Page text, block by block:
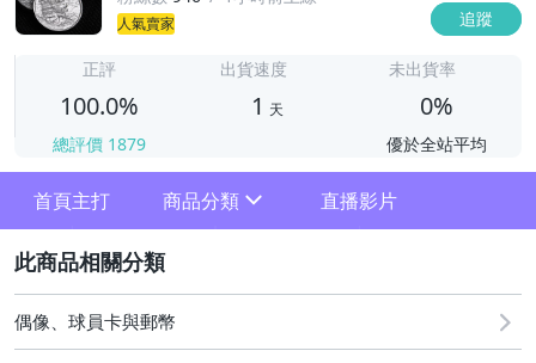
人氣賣家 追蹤
正評
100.0%
總評價 1879
出貨速度
1 天
未出貨率
0%
優於全站平均
首頁主打 商品分類
生肖套幣
台灣原住民套幣
直播影片
偶像、球員卡與郵幣